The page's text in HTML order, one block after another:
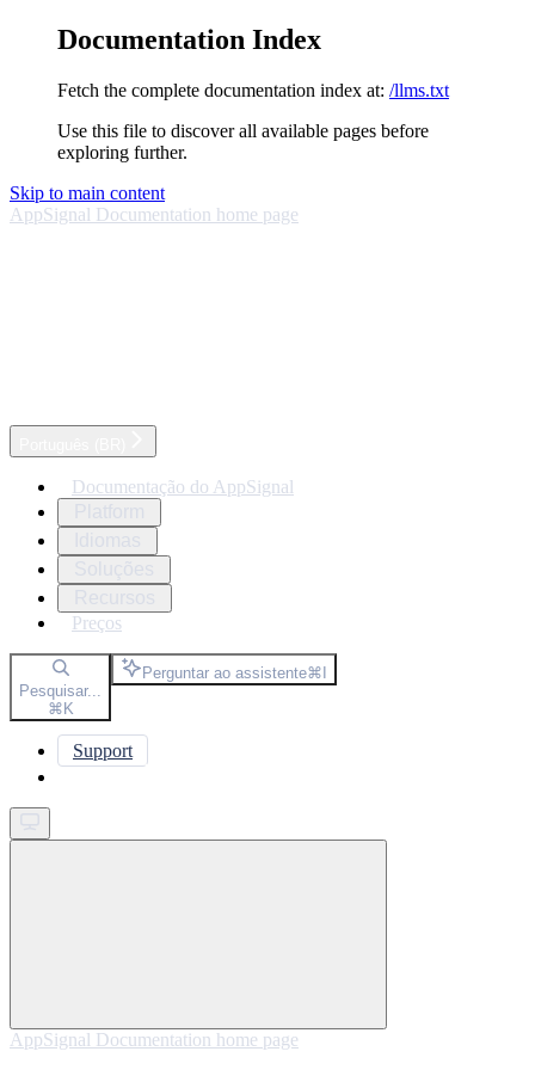
Documentation Index
Fetch the complete documentation index at: /llms.txt
Use this file to discover all available pages before
exploring further.
Skip to main content
AppSignal Documentation home page
Documentação do AppSignal
Preços
Pesquisar...
⌘K
Perguntar ao assistente⌘I
Support
AppSignal Documentation home page